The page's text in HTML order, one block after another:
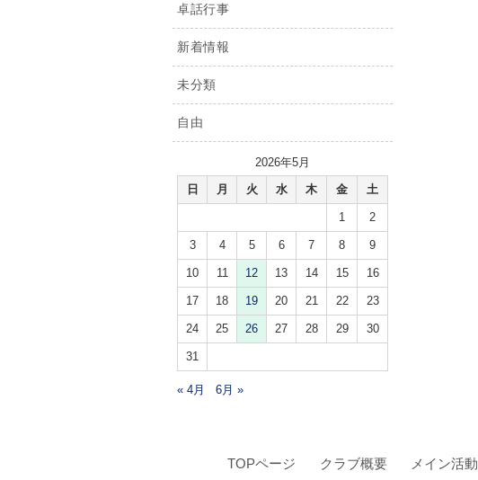
卓話行事
新着情報
未分類
自由
2026年5月
日 月 火 水 木 金 土
1 2
3 4 5 6 7 8 9
10 11 12 13 14 15 16
17 18 19 20 21 22 23
24 25 26 27 28 29 30
31
« 4月 6月 »
TOPページ クラブ概要 メイン活動